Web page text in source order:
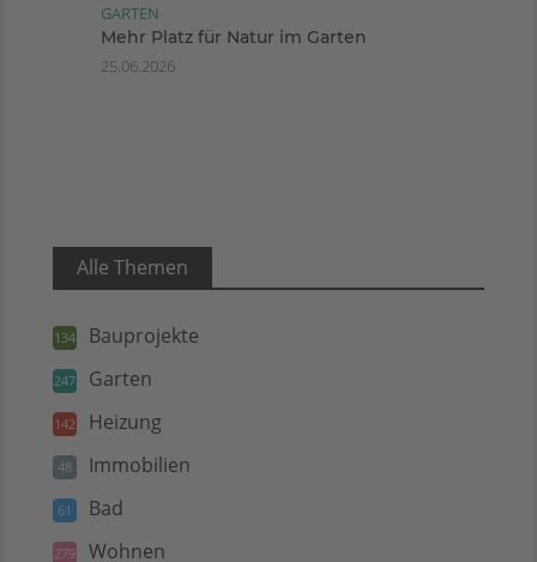
GARTEN
Mehr Platz für Natur im Garten
25.06.2026
Alle Themen
134 Bauprojekte
247 Garten
142 Heizung
48 Immobilien
61 Bad
279 Wohnen